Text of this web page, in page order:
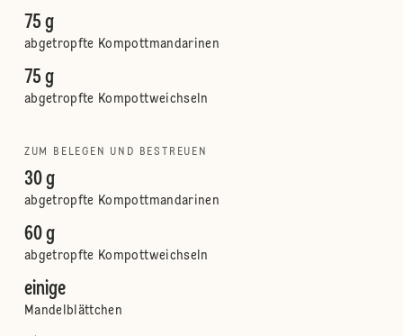
75 g
abgetropfte Kompottmandarinen
75 g
abgetropfte Kompottweichseln
ZUM BELEGEN UND BESTREUEN
30 g
abgetropfte Kompottmandarinen
60 g
abgetropfte Kompottweichseln
einige
Mandelblättchen